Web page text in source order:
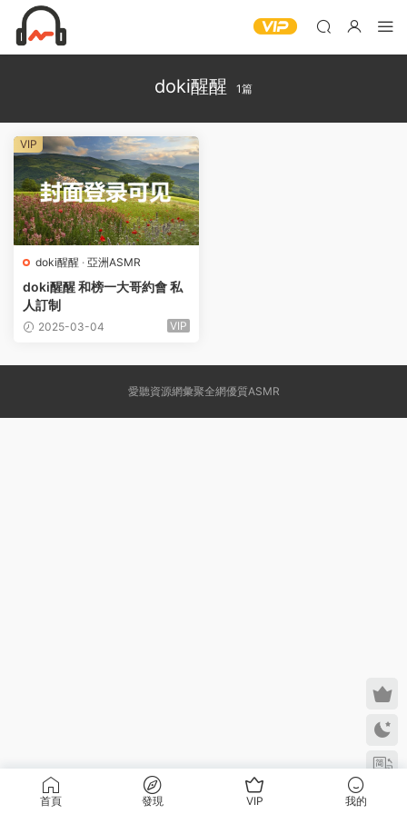
doki醒醒 1篇
doki醒醒 · 亞洲ASMR
doki醒醒 和榜一大哥約會 私
人訂制
2025-03-04 VIP
VIP
愛聽資源網彙聚全網優質ASMR
首頁 發現 VIP 我的